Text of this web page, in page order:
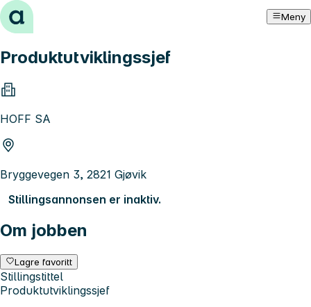
Hopp til innhold Meny
Produktutviklingssjef
HOFF SA
Bryggevegen 3, 2821 Gjøvik
Stillingsannonsen er inaktiv.
Om jobben
Lagre favoritt
Stillingstittel
Produktutviklingssjef